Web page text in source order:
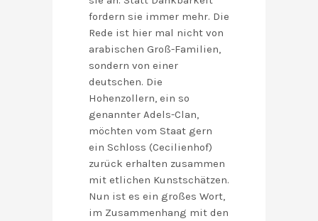
fordern sie immer mehr. Die
Rede ist hier mal nicht von
arabischen Groß-Familien,
sondern von einer
deutschen. Die
Hohenzollern, ein so
genannter Adels-Clan,
möchten vom Staat gern
ein Schloss (Cecilienhof)
zurück erhalten zusammen
mit etlichen Kunstschätzen.
Nun ist es ein großes Wort,
im Zusammenhang mit den